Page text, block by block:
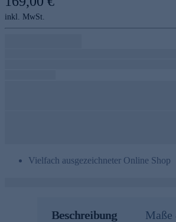
inkl. MwSt.
Vielfach ausgezeichneter Online Shop
Beschreibung